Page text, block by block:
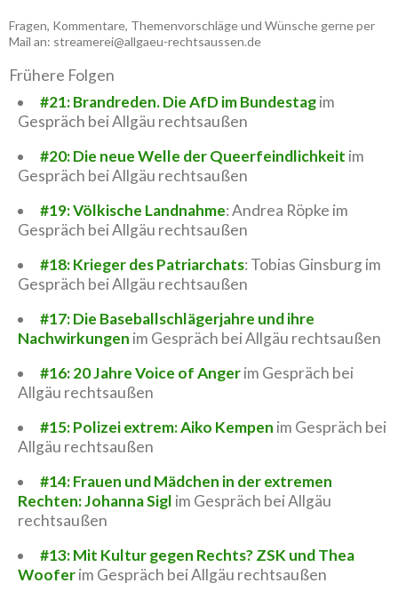
Fragen, Kommentare, Themenvorschläge und Wünsche gerne per
Mail an: streamerei@allgaeu-rechtsaussen.de
Frühere Folgen
#21: Brandreden. Die AfD im Bundestagim
Gespräch bei Allgäu rechtsaußen
#20: Die neue Welle der Queerfeindlichkeit im
Gespräch bei Allgäu rechtsaußen
#19: Völkische Landnahme: Andrea Röpke im
Gespräch bei Allgäu rechtsaußen
#18: Krieger des Patriarchats: Tobias Ginsburg im
Gespräch bei Allgäu rechtsaußen
#17: Die Baseballschlägerjahre und ihre
Nachwirkungen im Gespräch bei Allgäu rechtsaußen
#16: 20 Jahre Voice of Angerim Gespräch bei
Allgäu rechtsaußen
#15: Polizei extrem: Aiko Kempen im Gespräch bei
Allgäu rechtsaußen
#14: Frauen und Mädchen in der extremen
Rechten: Johanna Sigl im Gespräch bei Allgäu
rechtsaußen
#13: Mit Kultur gegen Rechts? ZSK und Thea
Wooferim Gespräch bei Allgäu rechtsaußen